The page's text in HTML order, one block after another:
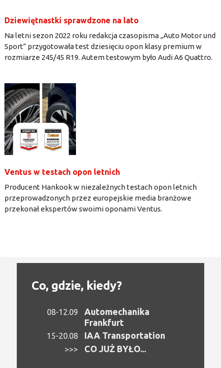
Dziewiętnastki sprawdzone na lato
Na letni sezon 2022 roku redakcja czasopisma „Auto Motor und
Sport” przygotowała test dziesięciu opon klasy premium w
rozmiarze 245/45 R19. Autem testowym było Audi A6 Quattro.
Ventus w testach opon letnich
Producent Hankook w niezależnych testach opon letnich
przeprowadzonych przez europejskie media branżowe
przekonał ekspertów swoimi oponami Ventus.
Co, gdzie, kiedy?
08-12.09
Automechanika
Frankfurt
15-20.08 IAA Transportation
>>> CO JUŻ BYŁO...